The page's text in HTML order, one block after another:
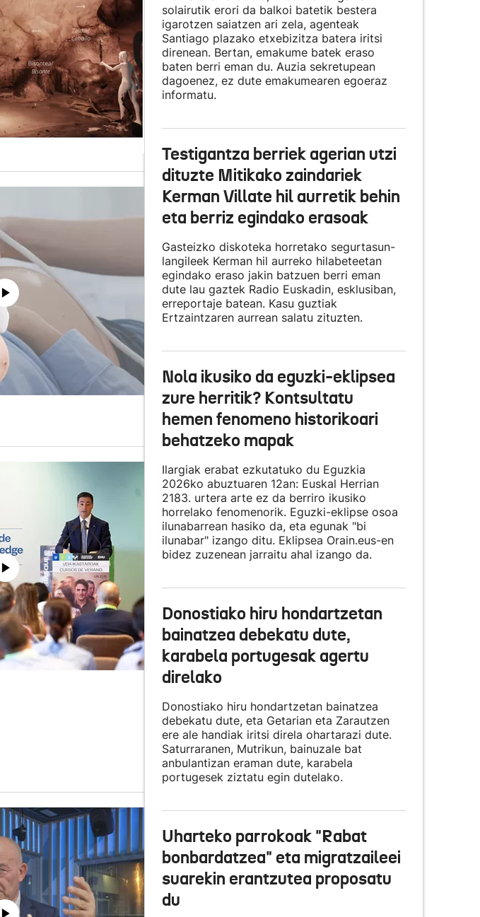
solairutik erori da balkoi batetik bestera
igarotzen saiatzen ari zela, agenteak
Santiago plazako etxebizitza batera iritsi
direnean. Bertan, emakume batek eraso
baten berri eman du. Auzia sekretupean
dagoenez, ez dute emakumearen egoeraz
informatu.
Testigantza berriek agerian utzi
dituzte Mitikako zaindariek
Kerman Villate hil aurretik behin
eta berriz egindako erasoak
Gasteizko diskoteka horretako segurtasun-
langileek Kerman hil aurreko hilabeteetan
egindako eraso jakin batzuen berri eman
dute lau gaztek Radio Euskadin, esklusiban,
erreportaje batean. Kasu guztiak
Ertzaintzaren aurrean salatu zituzten.
Nola ikusiko da eguzki-eklipsea
zure herritik? Kontsultatu
hemen fenomeno historikoari
behatzeko mapak
Ilargiak erabat ezkutatuko du Eguzkia
2026ko abuztuaren 12an: Euskal Herrian
2183. urtera arte ez da berriro ikusiko
horrelako fenomenorik. Eguzki-eklipse osoa
ilunabarrean hasiko da, eta egunak "bi
ilunabar" izango ditu. Eklipsea Orain.eus-en
bidez zuzenean jarraitu ahal izango da.
Donostiako hiru hondartzetan
bainatzea debekatu dute,
karabela portugesak agertu
direlako
Donostiako hiru hondartzetan bainatzea
debekatu dute, eta Getarian eta Zarautzen
ere ale handiak iritsi direla ohartarazi dute.
Saturraranen, Mutrikun, bainuzale bat
anbulantizan eraman dute, karabela
portugesek ziztatu egin dutelako.
Uharteko parrokoak "Rabat
bonbardatzea" eta migratzaileei
suarekin erantzutea proposatu
du